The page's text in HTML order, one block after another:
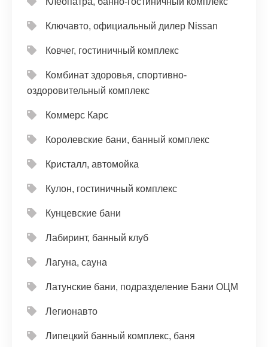
Ключавто, официальный дилер Nissan
Ковчег, гостиничный комплекс
Комбинат здоровья, спортивно-
оздоровительный комплекс
Коммерс Карс
Королевские бани, банный комплекс
Кристалл, автомойка
Кулон, гостиничный комплекс
Кунцевские бани
Лабиринт, банный клуб
Лагуна, сауна
Латунские бани, подразделение Бани ОЦМ
Легионавто
Липецкий банный комплекс, баня